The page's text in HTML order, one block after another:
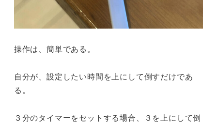
操作は、簡単である。
自分が、設定したい時間を上にして倒すだけであ
る。
３分のタイマーをセットする場合、３を上にして倒